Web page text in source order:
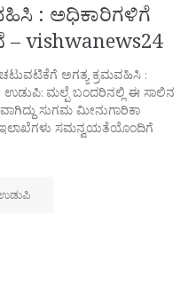
: ಅಧಿಕಾರಿಗಳಿಗೆ
vishwanews24
ಅಗತ್ಯ ಕ್ರಮವಹಿಸಿ :
ಮಲ್ಪೆ ಬಂದರಿನಲ್ಲಿ ಈ ಸಾಲಿನ
ಸುಗಮ ಮೀನುಗಾರಿಕಾ
ಇಲಾಖೆಗಳು ಸಮನ್ವಯತೆಯೊಂದಿಗೆ